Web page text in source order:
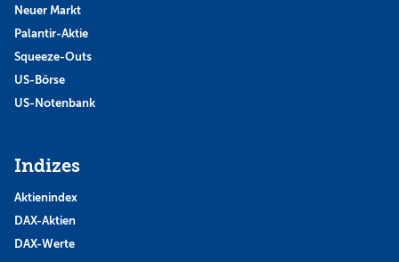
Neuer Markt
Palantir-Aktie
Squeeze-Outs
US-Börse
US-Notenbank
Indizes
Aktienindex
DAX-Aktien
DAX-Werte